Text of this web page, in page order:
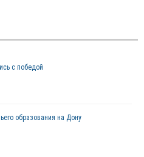
с победой
образования на Дону